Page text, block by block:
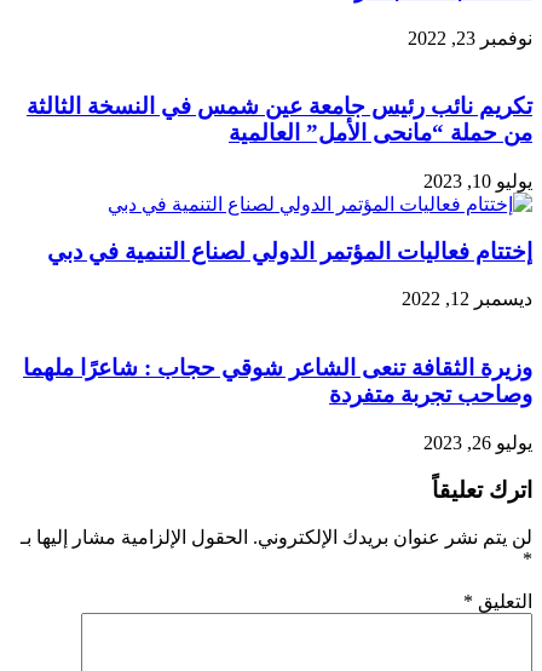
نوفمبر 23, 2022
تكريم نائب رئيس جامعة عين شمس في النسخة الثالثة
من حملة “مانحى الأمل” العالمية
يوليو 10, 2023
إختتام فعاليات المؤتمر الدولي لصناع التنمية في دبي
ديسمبر 12, 2022
وزيرة الثقافة تنعى الشاعر شوقي حجاب : شاعرًا ملهما
وصاحب تجربة متفردة
يوليو 26, 2023
اترك تعليقاً
لن يتم نشر عنوان بريدك الإلكتروني. الحقول الإلزامية مشار إليها بـ
*
التعليق *